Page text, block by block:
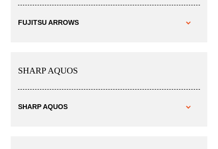
FUJITSU ARROWS
SHARP AQUOS
SHARP AQUOS